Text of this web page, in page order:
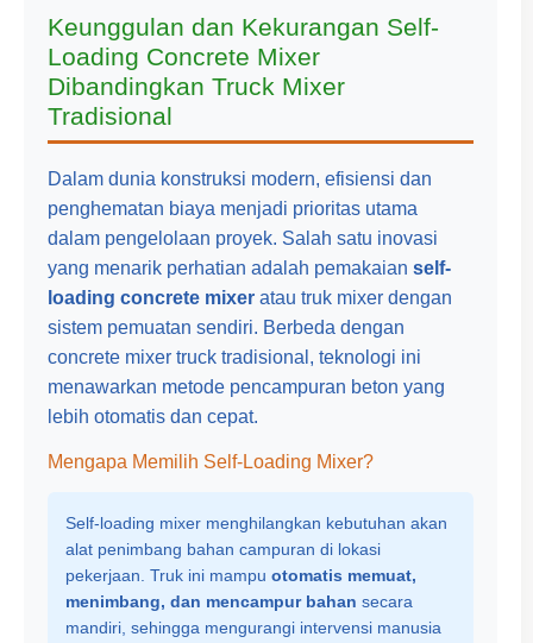
Keunggulan dan Kekurangan Self-
Loading Concrete Mixer
Dibandingkan Truck Mixer
Tradisional
Dalam dunia konstruksi modern, efisiensi dan
penghematan biaya menjadi prioritas utama
dalam pengelolaan proyek. Salah satu inovasi
yang menarik perhatian adalah pemakaian self-
loading concrete mixer atau truk mixer dengan
sistem pemuatan sendiri. Berbeda dengan
concrete mixer truck tradisional, teknologi ini
menawarkan metode pencampuran beton yang
lebih otomatis dan cepat.
Mengapa Memilih Self-Loading Mixer?
Self-loading mixer menghilangkan kebutuhan akan
alat penimbang bahan campuran di lokasi
pekerjaan. Truk ini mampu otomatis memuat,
menimbang, dan mencampur bahan secara
mandiri, sehingga mengurangi intervensi manusia